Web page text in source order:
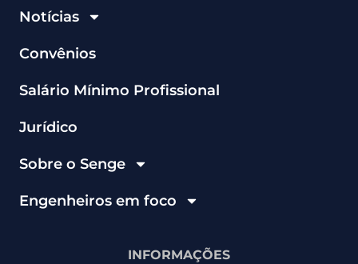
Notícias
Convênios
Salário Mínimo Profissional
Jurídico
Sobre o Senge
Engenheiros em foco
INFORMAÇÕES